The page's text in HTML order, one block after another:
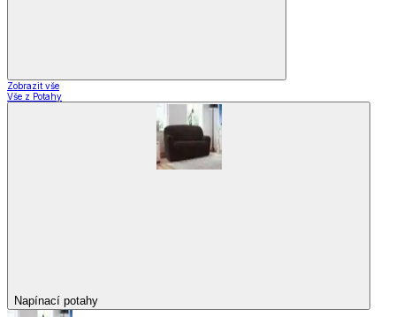
Zobrazit vše
Vše z Potahy
Napínací potahy